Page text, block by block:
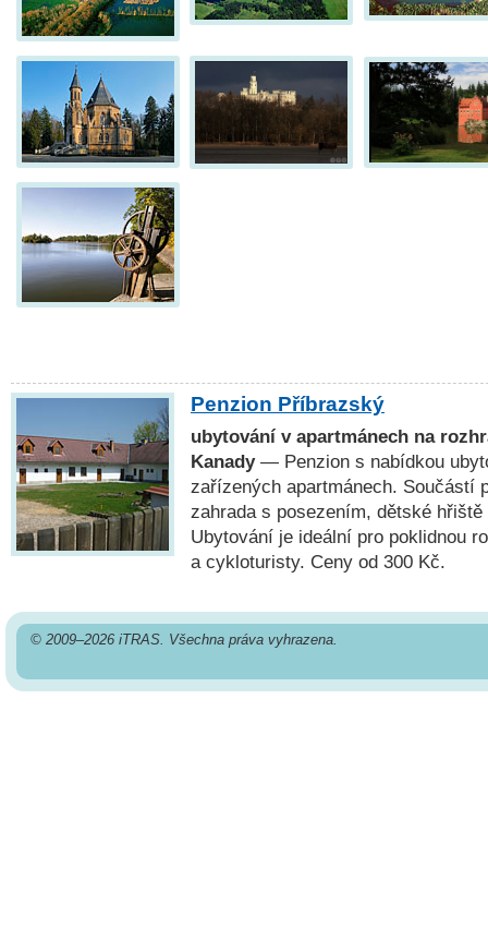
Penzion Příbrazský
ubytování v apartmánech na
Kanady— Penzion s nabídkou
zařízených apartmánech. Součástí
zahrada s posezením, dětské
Ubytování je ideální pro poklidnou
a cykloturisty. Ceny od 300 Kč.
© 2009–2026 iTRAS. Všechna práva vyhrazena.